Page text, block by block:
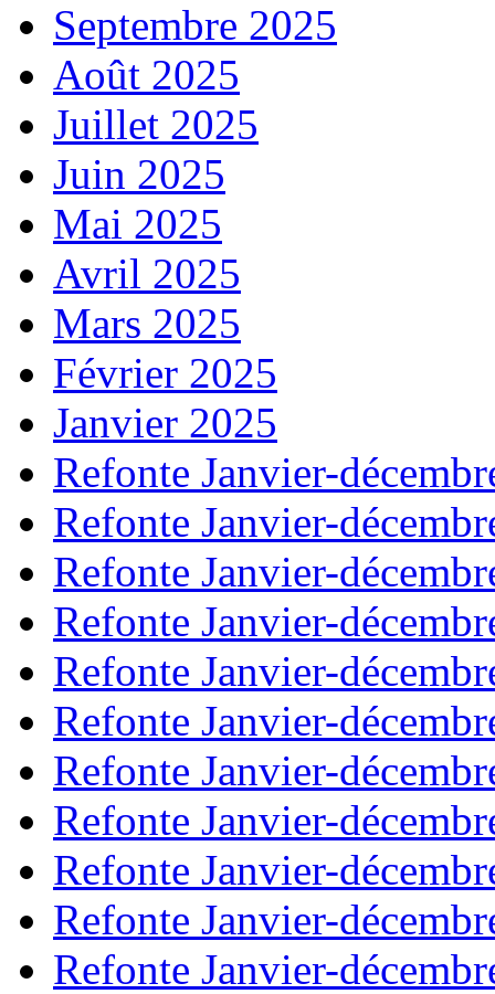
Septembre 2025
Août 2025
Juillet 2025
Juin 2025
Mai 2025
Avril 2025
Mars 2025
Février 2025
Janvier 2025
Refonte Janvier-
Refonte Janvier-
Refonte Janvier-
Refonte Janvier-
Refonte Janvier-
Refonte Janvier-
Refonte Janvier-
Refonte Janvier-
Refonte Janvier-
Refonte Janvier-
Refonte Janvier-